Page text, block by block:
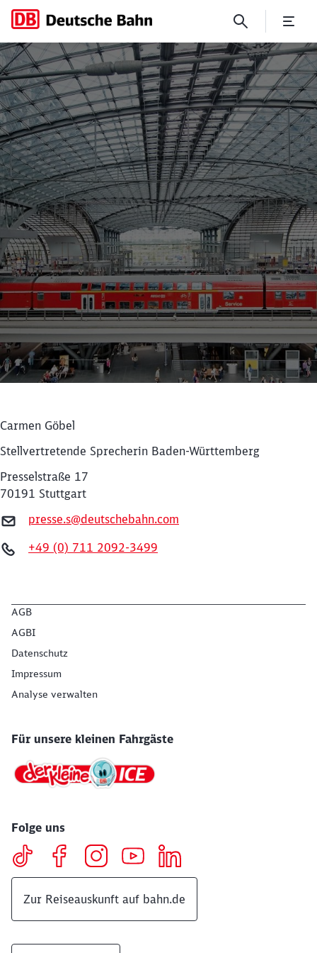
No Page Title
Carmen Göbel
Stellvertretende Sprecherin Baden-Württemberg
Presselstraße 17
70191 Stuttgart
presse.s@deutschebahn.com
+49 (0) 711 2092-3499
AGB
AGBI
Datenschutz
Impressum
Analyse verwalten
Für unsere kleinen Fahrgäste
Folge uns
Zur Reiseauskunft auf bahn.de
Möchten Sie zuweitergeleitet
Abbrechen Weiter